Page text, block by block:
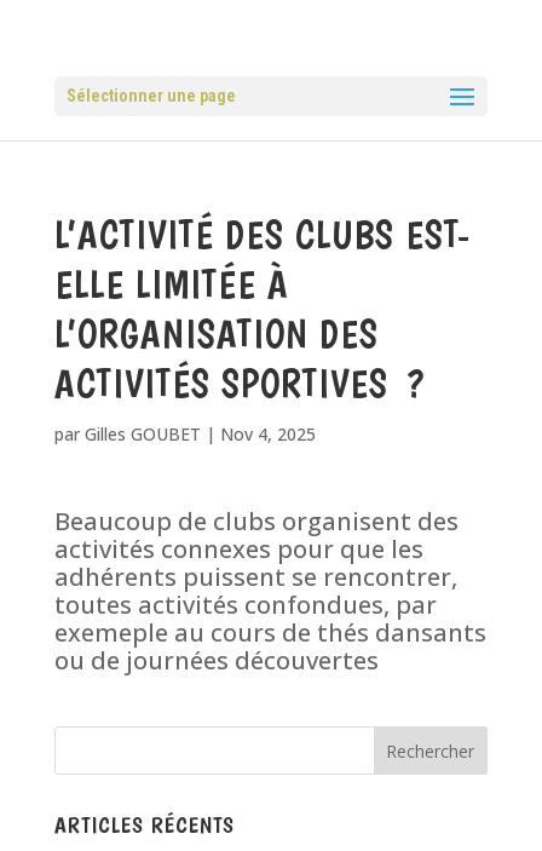
Sélectionner une page
L’ACTIVITÉ DES CLUBS EST-
ELLE LIMITÉE À
L’ORGANISATION DES
ACTIVITÉS SPORTIVES ?
par Gilles GOUBET | Nov 4, 2025
Beaucoup de clubs organisent des
activités connexes pour que les
adhérents puissent se rencontrer,
toutes activités confondues, par
exemeple au cours de thés dansants
ou de journées découvertes
ARTICLES RÉCENTS